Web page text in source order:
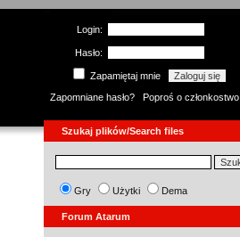
Login:
Hasło:
Zapamiętaj mnie
Zapomniane hasło?
Poproś o członkostwo
Szukaj plików/Search files
Gry Użytki Dema
Forum Atarum